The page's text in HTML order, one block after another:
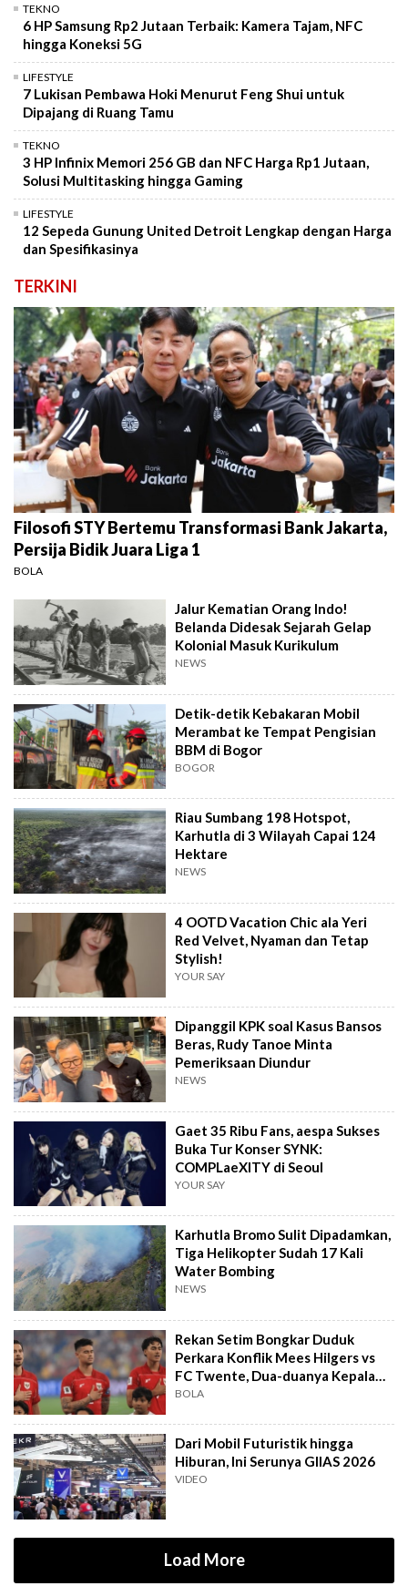
TEKNO
6 HP Samsung Rp2 Jutaan Terbaik: Kamera Tajam, NFC
hingga Koneksi 5G
LIFESTYLE
7 Lukisan Pembawa Hoki Menurut Feng Shui untuk
Dipajang di Ruang Tamu
TEKNO
3 HP Infinix Memori 256 GB dan NFC Harga Rp1 Jutaan,
Solusi Multitasking hingga Gaming
LIFESTYLE
12 Sepeda Gunung United Detroit Lengkap dengan Harga
dan Spesifikasinya
TERKINI
Filosofi STY Bertemu Transformasi Bank Jakarta,
Persija Bidik Juara Liga 1
BOLA
Jalur Kematian Orang Indo!
Belanda Didesak Sejarah Gelap
Kolonial Masuk Kurikulum
NEWS
Detik-detik Kebakaran Mobil
Merambat ke Tempat Pengisian
BBM di Bogor
BOGOR
Riau Sumbang 198 Hotspot,
Karhutla di 3 Wilayah Capai 124
Hektare
NEWS
4 OOTD Vacation Chic ala Yeri
Red Velvet, Nyaman dan Tetap
Stylish!
YOUR SAY
Dipanggil KPK soal Kasus Bansos
Beras, Rudy Tanoe Minta
Pemeriksaan Diundur
NEWS
Gaet 35 Ribu Fans, aespa Sukses
Buka Tur Konser SYNK:
COMPLaeXITY di Seoul
YOUR SAY
Karhutla Bromo Sulit Dipadamkan,
Tiga Helikopter Sudah 17 Kali
Water Bombing
NEWS
Rekan Setim Bongkar Duduk
Perkara Konflik Mees Hilgers vs
FC Twente, Dua-duanya Kepala
Batu
BOLA
Dari Mobil Futuristik hingga
Hiburan, Ini Serunya GIIAS 2026
VIDEO
Load More